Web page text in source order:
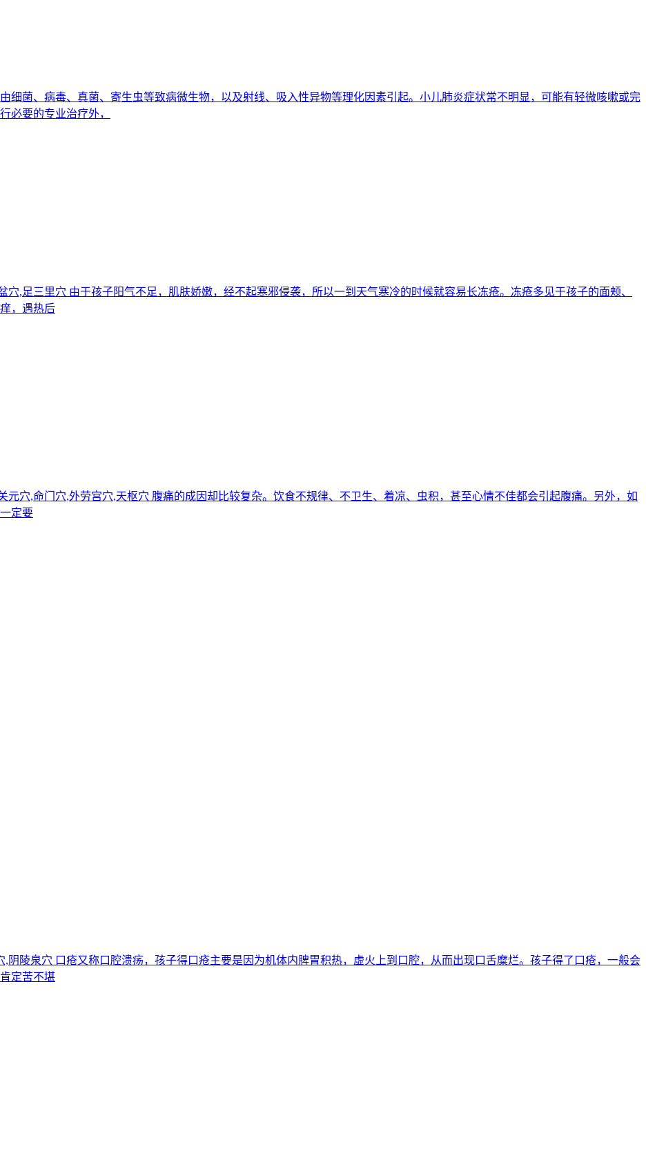
细菌、病毒、真菌、寄生虫等致病微生物，以及射线、吸入性异物等理化因素引起。小儿肺炎症状常不明显，可能有轻微咳嗽或完
必要的专业治疗外，
,足三里穴 由于孩子阳气不足，肌肤娇嫩，经不起寒邪侵袭，所以一到天气寒冷的时候就容易长冻疮。冻疮多见于孩子的面颊、
，遇热后
元穴,命门穴,外劳宫穴,天枢穴 腹痛的成因却比较复杂。饮食不规律、不卫生、着凉、虫积，甚至心情不佳都会引起腹痛。另外，如
定要
阴陵泉穴 口疮又称口腔溃疡，孩子得口疮主要是因为机体内脾胃积热，虚火上到口腔，从而出现口舌糜烂。孩子得了口疮，一般会
定苦不堪